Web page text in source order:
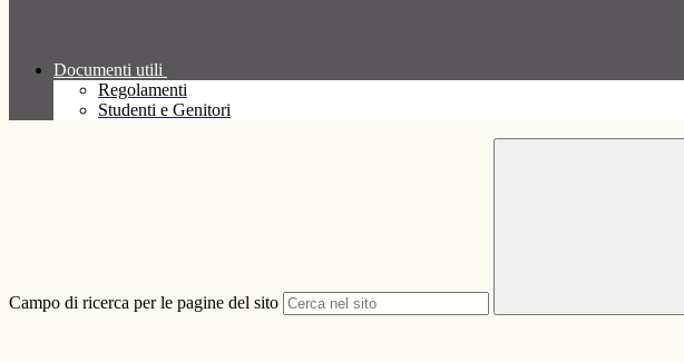
Documenti utili
Regolamenti
Studenti e Genitori
Campo di ricerca per le pagine del sito